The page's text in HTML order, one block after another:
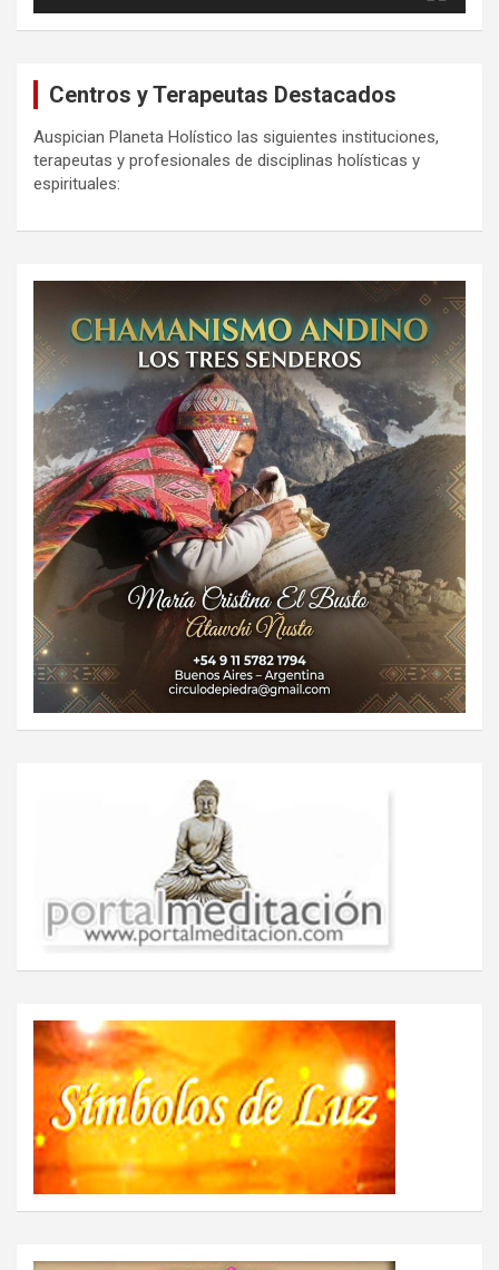
Centros y Terapeutas Destacados
Auspician Planeta Holístico las siguientes instituciones,
terapeutas y profesionales de disciplinas holísticas y
espirituales: